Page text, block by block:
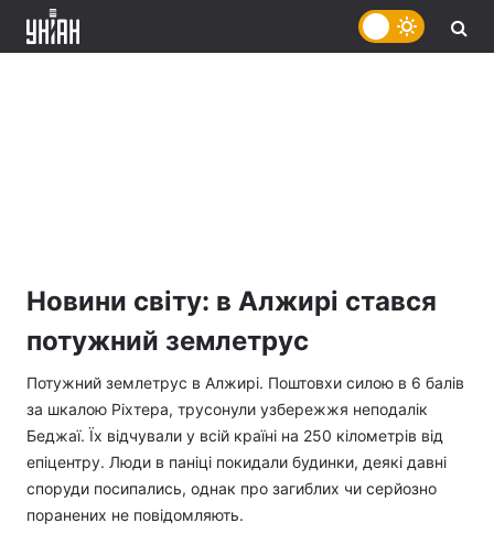
Новини світу: в Алжирі стався
потужний землетрус
Потужний землетрус в Алжирі. Поштовхи силою в 6 балів
за шкалою Ріхтера, трусонули узбережжя неподалік
Беджаї. Їх відчували у всій країні на 250 кілометрів від
епіцентру. Люди в паніці покидали будинки, деякі давні
споруди посипались, однак про загиблих чи серйозно
поранених не повідомляють.